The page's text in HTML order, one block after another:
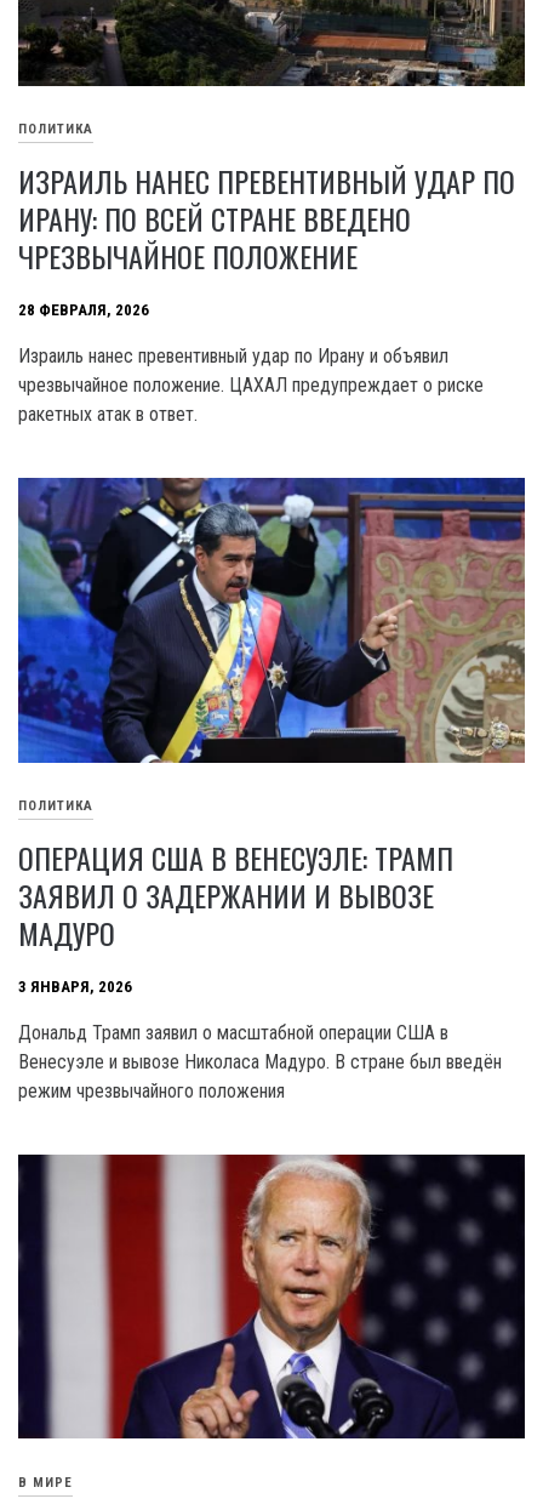
ПОЛИТИКА
ИЗРАИЛЬ НАНЕС ПРЕВЕНТИВНЫЙ УДАР ПО
ИРАНУ: ПО ВСЕЙ СТРАНЕ ВВЕДЕНО
ЧРЕЗВЫЧАЙНОЕ ПОЛОЖЕНИЕ
28 ФЕВРАЛЯ, 2026
Израиль нанес превентивный удар по Ирану и объявил
чрезвычайное положение. ЦАХАЛ предупреждает о риске
ракетных атак в ответ.
ПОЛИТИКА
ОПЕРАЦИЯ США В ВЕНЕСУЭЛЕ: ТРАМП
ЗАЯВИЛ О ЗАДЕРЖАНИИ И ВЫВОЗЕ
МАДУРО
3 ЯНВАРЯ, 2026
Дональд Трамп заявил о масштабной операции США в
Венесуэле и вывозе Николаса Мадуро. В стране был введён
режим чрезвычайного положения
В МИРЕ